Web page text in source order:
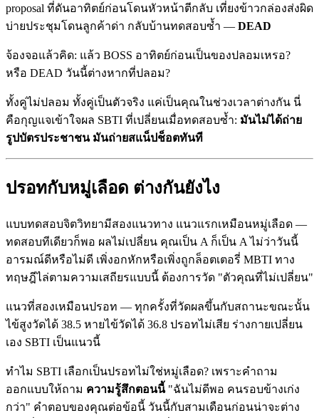
proposal ที่ดันอาทิตย์ก่อนโดนหัวหน้าตีกลับ เที่ยงข้าวกล่องส่งผิด
บ่ายประชุมโดนลูกค้าด่า กลับบ้านทดสอบซ้ำ — DEAD
จ้องจอแล้วคิด: แล้ว BOSS อาทิตย์ก่อนเป็นของปลอมเหรอ?
หรือ DEAD วันนี้ต่างหากที่ปลอม?
ทั้งคู่ไม่ปลอม ทั้งคู่เป็นตัวจริง แค่เป็นคุณในช่วงเวลาต่างกัน นี่
คือกุญแจเข้าใจผล SBTI ที่เปลี่ยนเมื่อทดสอบซ้ำ: มันไม่ได้ถ่าย
รูปบัตรประชาชน มันถ่ายสแน็ปช็อตทันที
ปรอทกับหมู่เลือด ต่างกันยังไง
แบบทดสอบจิตวิทยามีสองแนวทาง แนวแรกเหมือนหมู่เลือด —
ทดสอบทีเดียวก็พอ ผลไม่เปลี่ยน คุณเป็น A ก็เป็น A ไม่ว่าวันนี้
อารมณ์ดีหรือไม่ดี เพิ่งอกหักหรือเพิ่งถูกล็อตเตอรี่ MBTI ทาง
ทฤษฎีไล่ตามความเสถียรแบบนี้ ต้องการวัด "ตัวคุณที่ไม่เปลี่ยน"
แนวที่สองเหมือนปรอท — ทุกครั้งที่วัดผลขึ้นกับสถานะขณะนั้น
ไข้สูงวัดได้ 38.5 หายไข้วัดได้ 36.8 ปรอทไม่เสีย ร่างกายเปลี่ยน
เอง SBTI เป็นแนวนี้
ทำไม SBTI เลือกเป็นปรอทไม่ใช่หมู่เลือด? เพราะคำถาม
ออกแบบให้ถาม ความรู้สึกตอนนี้"ฉันไม่ดีพอ คนรอบข้างเก่ง
กว่า" คำตอบของคุณต่อข้อนี้ วันนี้กับสามเดือนก่อนน่าจะต่าง